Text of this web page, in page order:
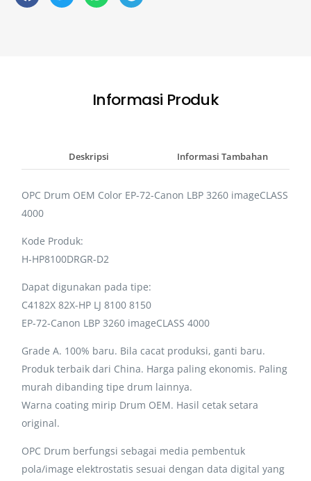
Informasi Produk
Deskripsi Informasi Tambahan
OPC Drum OEM Color EP-72-Canon LBP 3260 imageCLASS
4000
Kode Produk:
H-HP8100DRGR-D2
Dapat digunakan pada tipe:
C4182X 82X-HP LJ 8100 8150
EP-72-Canon LBP 3260 imageCLASS 4000
Grade A. 100% baru. Bila cacat produksi, ganti baru.
Produk terbaik dari China. Harga paling ekonomis. Paling
murah dibanding tipe drum lainnya.
Warna coating mirip Drum OEM. Hasil cetak setara
original.
OPC Drum berfungsi sebagai media pembentuk
pola/image elektrostatis sesuai dengan data digital yang